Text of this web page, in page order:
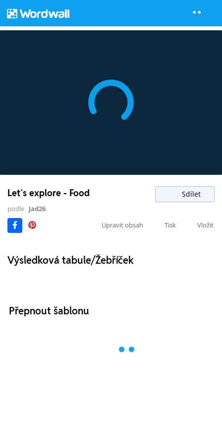
Let´s explore - Food Sdílet
podle Jad26
Upravit obsah
Tisk Vložit
Výsledková tabule/Žebříček
Přepnout šablonu